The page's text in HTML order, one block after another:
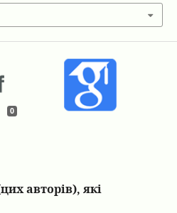
0
авторів), які